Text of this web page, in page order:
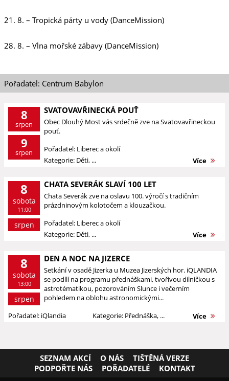
21. 8. – Tropická párty u vody (DanceMission)
28. 8. – Vlna mořské zábavy (DanceMission)
Pořadatel: Centrum Babylon
8
srpen
9
srpen
SVATOVAVŘINECKÁ POUŤ
Obec Dlouhý Most vás srdečně zve na Svatovavřineckou
pouť.
Pořadatel: Liberec a okolí
Kategorie: Děti, ...
Více
8
sobota
11:00
srpen
CHATA SEVERÁK SLAVÍ 100 LET
Chata Severák zve na oslavu 100. výročí s tradičním
prázdninovým kolotočem a klouzačkou.
Pořadatel: Liberec a okolí
Kategorie: Děti, ...
Více
8
sobota
13:00
srpen
DEN A NOC NA JIZERCE
Setkání v osadě Jizerka u Muzea Jizerských hor. iQLANDIA
se podílí na programu přednáškami, tvořivou dílničkou s
astrotématikou, pozorováním Slunce i večerním
pohledem na oblohu astronomickými...
Pořadatel: iQlandia
Kategorie: Přednáška, ... Více
SEZNAM AKCÍ O NÁS
TIŠTĚNÁ VERZE
PODPOŘTE NÁS
POŘADATELÉ KONTAKT